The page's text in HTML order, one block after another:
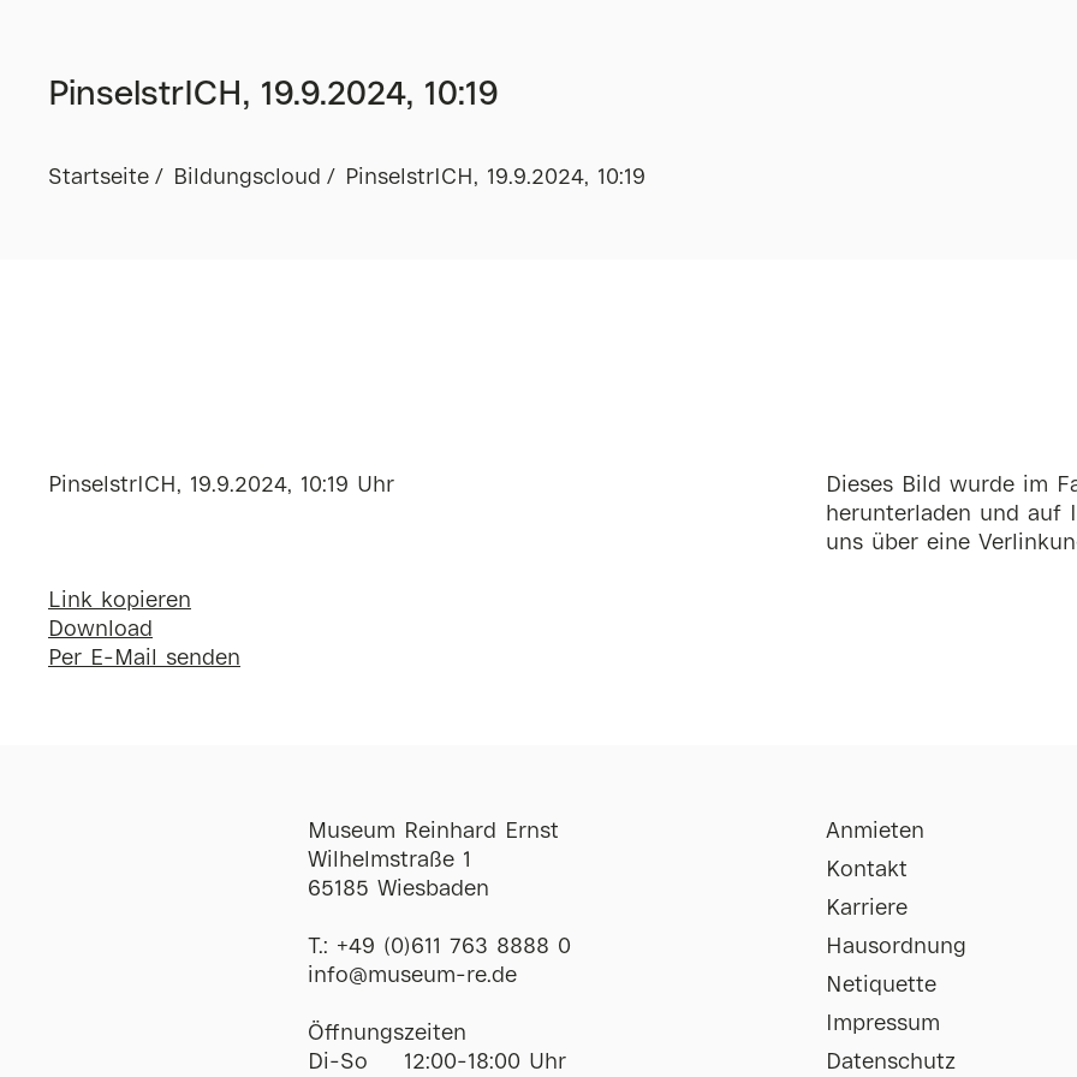
PinselstrICH, 19.9.2024, 10:19
Startseite Bildungscloud PinselstrICH, 19.9.2024, 10:19
PinselstrICH, 19.9.2024, 10:19 Uhr
Link kopieren
Download
Per E-Mail senden
Dieses Bild wurde im
herunterladen und auf
uns über eine
Museum Reinhard Ernst
Wilhelmstraße 1
65185 Wiesbaden
T.: +49 (0)611 763 8888 0
ofni@museum-re de
Öffnungszeiten
Di-So
12:00-18:00 Uhr
Anmieten
Kontakt
Karriere
Hausordnung
Netiquette
Impressum
Datenschutz